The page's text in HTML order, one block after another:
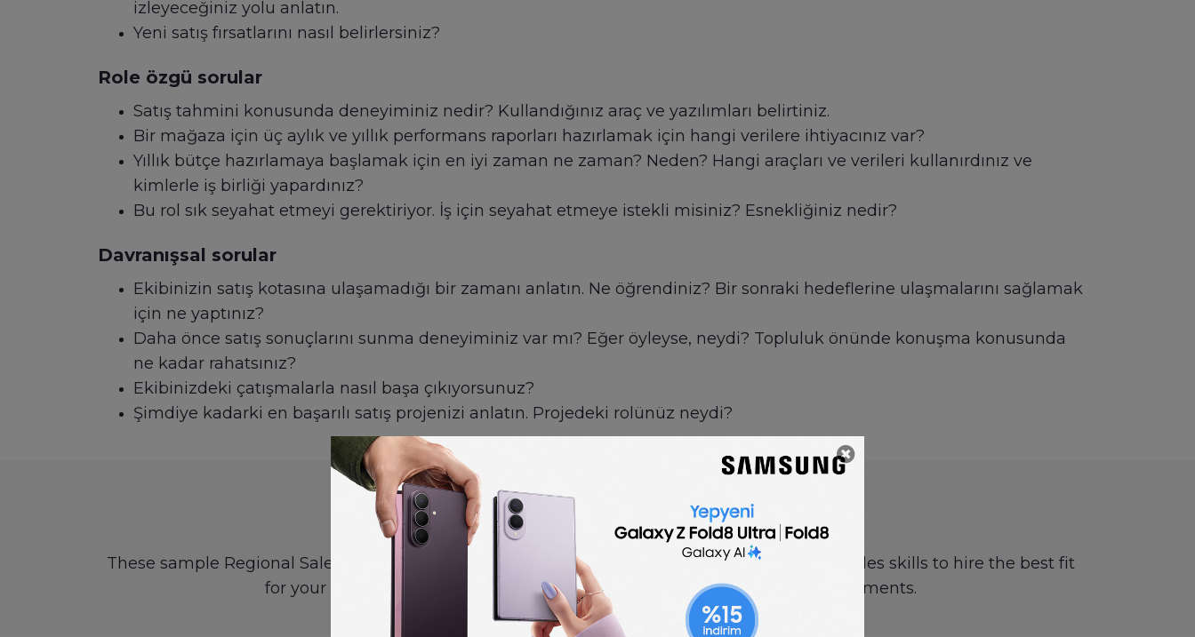
izleyeceğiniz yolu anlatın.
Yeni satış fırsatlarını nasıl belirlersiniz?
Role özgü sorular
Satış tahmini konusunda deneyiminiz nedir? Kullandığınız araç ve yazılımları belirtiniz.
Bir mağaza için üç aylık ve yıllık performans raporları hazırlamak için hangi verilere ihtiyacınız var?
Yıllık bütçe hazırlamaya başlamak için en iyi zaman ne zaman? Neden? Hangi araçları ve verileri kullanırdınız ve
kimlerle iş birliği yapardınız?
Bu rol sık seyahat etmeyi gerektiriyor. İş için seyahat etmeye istekli misiniz? Esnekliğiniz nedir?
Davranışsal sorular
Ekibinizin satış kotasına ulaşamadığı bir zamanı anlatın. Ne öğrendiniz? Bir sonraki hedeflerine ulaşmalarını sağlamak
için ne yaptınız?
Daha önce satış sonuçlarını sunma deneyiminiz var mı? Eğer öyleyse, neydi? Topluluk önünde konuşma konusunda
ne kadar rahatsınız?
Ekibinizdeki çatışmalarla nasıl başa çıkıyorsunuz?
Şimdiye kadarki en başarılı satış projenizi anlatın. Projedeki rolünüz neydi?
🇬🇧
Regional Sales Manager Interview Questions
These sample Regional Sales Manager interview questions can help you assess candidates’ sales skills to hire the best fit
for your company. Modify these questions to meet your specific job requirements.